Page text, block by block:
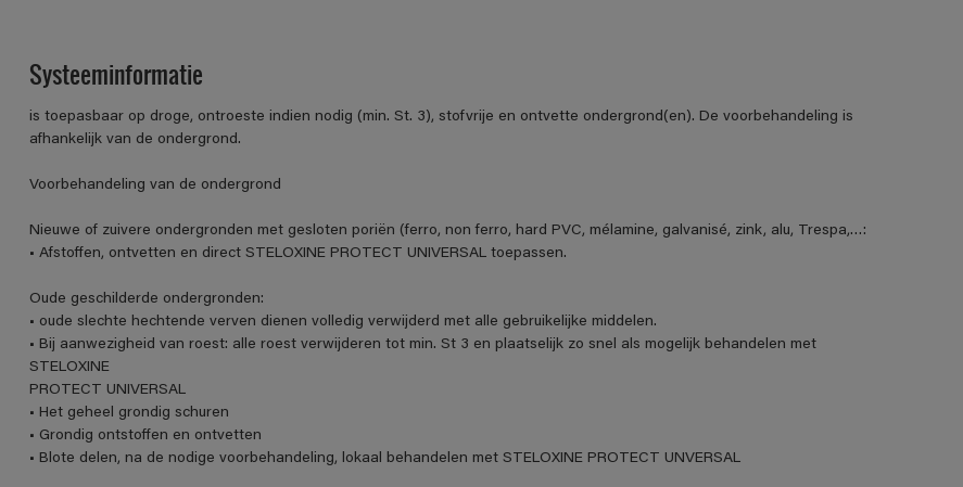
Systeeminformatie
is toepasbaar op droge, ontroeste indien nodig (min. St. 3), stofvrije en ontvette ondergrond(en). De voorbehandeling is
afhankelijk van de ondergrond.
Voorbehandeling van de ondergrond
Nieuwe of zuivere ondergronden met gesloten poriën (ferro, non ferro, hard PVC, mélamine, galvanisé, zink, alu, Trespa,…:
• Afstoffen, ontvetten en direct STELOXINE PROTECT UNIVERSAL toepassen.
Oude geschilderde ondergronden:
• oude slechte hechtende verven dienen volledig verwijderd met alle gebruikelijke middelen.
• Bij aanwezigheid van roest: alle roest verwijderen tot min. St 3 en plaatselijk zo snel als mogelijk behandelen met
STELOXINE
PROTECT UNIVERSAL
• Het geheel grondig schuren
• Grondig ontstoffen en ontvetten
• Blote delen, na de nodige voorbehandeling, lokaal behandelen met STELOXINE PROTECT UNVERSAL